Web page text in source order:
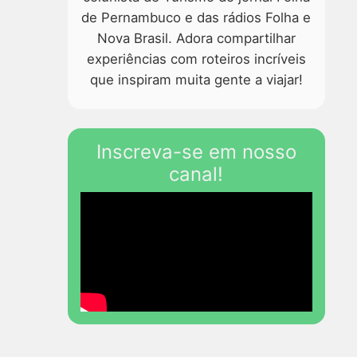
de Pernambuco e das rádios Folha e
Nova Brasil. Adora compartilhar
experiências com roteiros incríveis
que inspiram muita gente a viajar!
Inscreva-se em nosso
canal!